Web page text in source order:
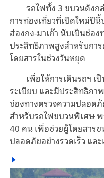
รถไฟทั้ง 3 ขบวนดังก
การท่องเที่ยวที่เปิดใหม่ปี
ฮ่องกง-มาเก๊า นับเป็นช่อ
ประสิทธิภาพสูงสำหรับกา
โดยสารในช่วงวันหยุด
เพื่อให้การเดินรถฯ
ระเบียบ และมีประสิทธิภา
ช่องทางตรวจความปลอด
สำหรับรถไฟขบวนพิเศษ
40 คน เพื่อช่วยผู้โดยสาร
ปลอดภัยอย่างรวดเร็ว แล